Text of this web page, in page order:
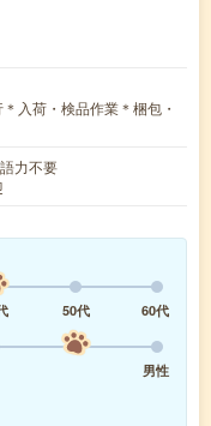
入荷・検品作業＊梱包・
力不要
50代
60代
男性